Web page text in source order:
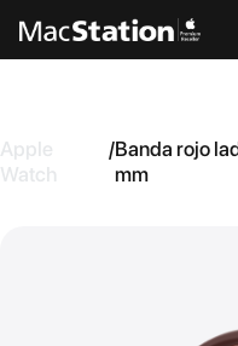
Apple
Watch
/Banda rojo
mm